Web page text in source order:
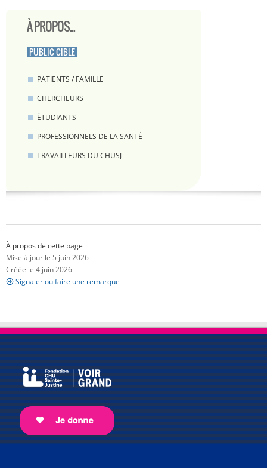
À PROPOS...
PUBLIC CIBLE
PATIENTS / FAMILLE
CHERCHEURS
ÉTUDIANTS
PROFESSIONNELS DE LA SANTÉ
TRAVAILLEURS DU CHUSJ
À propos de cette page
Mise à jour le 5 juin 2026
Créée le 4 juin 2026
Signaler ou faire une remarque